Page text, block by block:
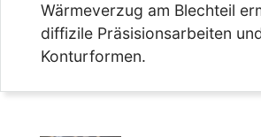
Wärmeverzug am Blechteil
diffizile Präsisionsarbeiten
Konturformen.